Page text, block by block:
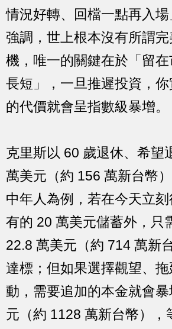
情況好轉、回檔一點再入
強調，世上根本沒有所謂
機，唯一的關鍵在於「留
長短」，一旦推遲投資，
的代價就會呈指數級暴增。
克里斯以 60 歲退休、希望
萬美元（約 156 萬新台幣
中年人為例，若在今天立
有的 20 萬美元儲蓄外，只
22.8 萬美元（約 714 萬新
達標；但如果選擇觀望、
動，需要追加的本金就會
元（約 1128 萬新台幣），